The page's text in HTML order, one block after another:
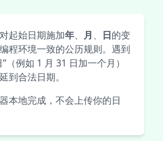
起始日期施加年、 月 、 日的变
程环境一致的公历规则。遇到
（例如 1 月 31 日加一个月）
到合法日期。
本地完成，不会上传你的日